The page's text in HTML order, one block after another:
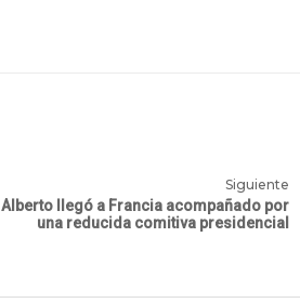
Siguiente
Alberto llegó a Francia acompañado por
una reducida comitiva presidencial